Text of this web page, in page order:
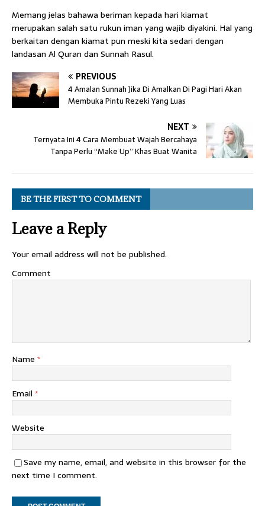
Memang jelas bahawa beriman kepada hari kiamat
merupakan salah satu rukun iman yang wajib diyakini. Hal yang
berkaitan dengan kiamat pun meski kita sedari dengan
landasan Al Quran dan Sunnah Rasul.
PREVIOUS
4 Amalan Sunnah Jika Di Amalkan Di Pagi Hari Akan
Membuka Pintu Rezeki Yang Luas
NEXT
Ternyata Ini 4 Cara Membuat Wajah Bercahaya
Tanpa Perlu “Make Up” Khas Buat Wanita
BE THE FIRST TO COMMENT
Leave a Reply
Your email address will not be published.
Comment
Name *
Email *
Website
Save my name, email, and website in this browser for the
next time I comment.